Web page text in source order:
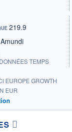
219.9
TEMPS
EUROPE GROWTH
EUR